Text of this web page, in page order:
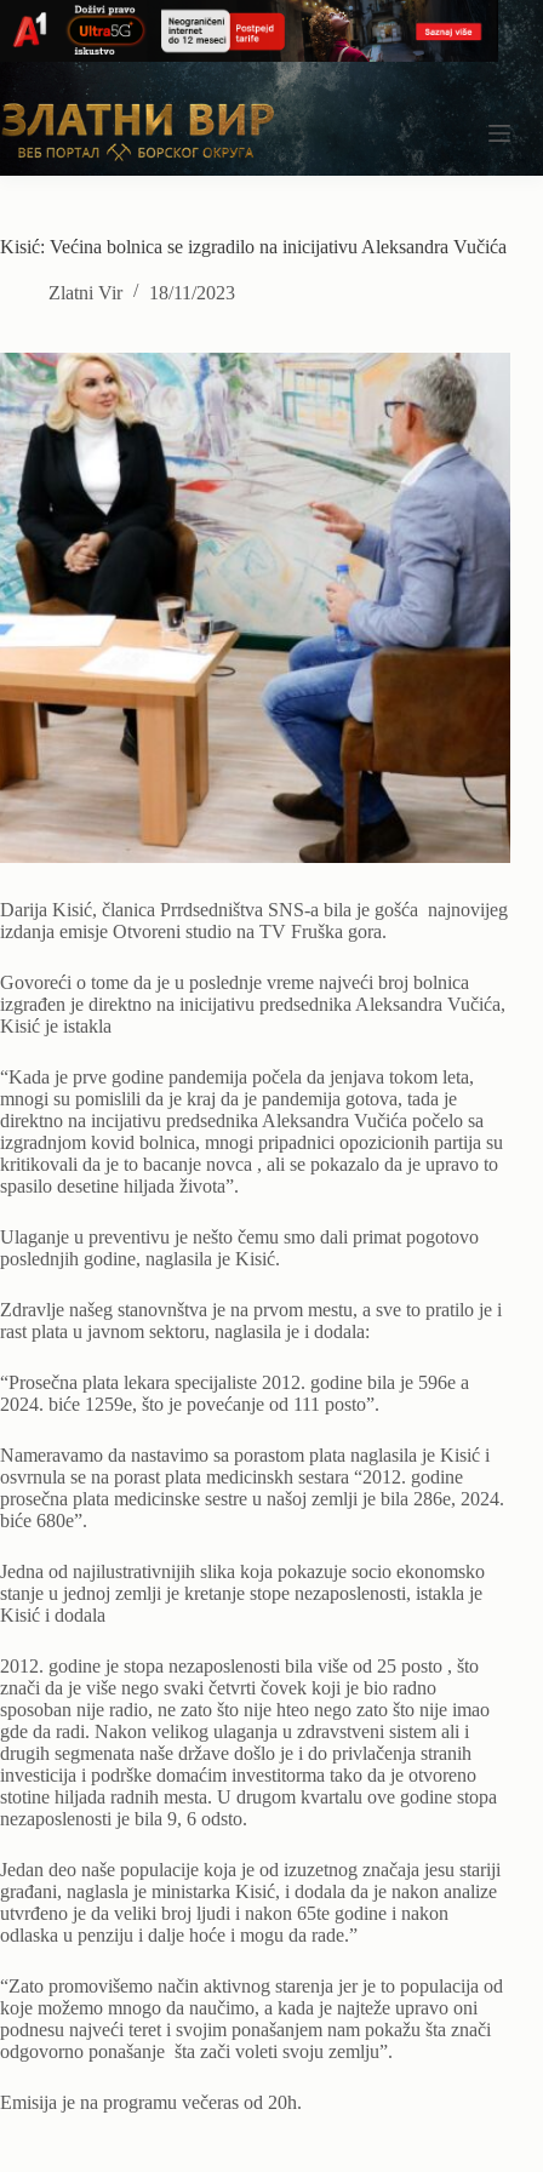
content
Kisić: Većina bolnica se izgradilo na inicijativu Aleksandra Vučića
Zlatni Vir 18/11/2023
Darija Kisić, članica Prrdsedništva SNS-a bila je gošća najnovijeg
izdanja emisje Otvoreni studio na TV Fruška gora.
Govoreći o tome da je u poslednje vreme najveći broj bolnica
izgrađen je direktno na inicijativu predsednika Aleksandra Vučića,
Kisić je istakla
“Kada je prve godine pandemija počela da jenjava tokom leta,
mnogi su pomislili da je kraj da je pandemija gotova, tada je
direktno na incijativu predsednika Aleksandra Vučića počelo sa
izgradnjom kovid bolnica, mnogi pripadnici opozicionih partija su
kritikovali da je to bacanje novca , ali se pokazalo da je upravo to
spasilo desetine hiljada života”.
Ulaganje u preventivu je nešto čemu smo dali primat pogotovo
poslednjih godine, naglasila je Kisić.
Zdravlje našeg stanovnštva je na prvom mestu, a sve to pratilo je i
rast plata u javnom sektoru, naglasila je i dodala:
“Prosečna plata lekara specijaliste 2012. godine bila je 596e a
2024. biće 1259e, što je povećanje od 111 posto”.
Nameravamo da nastavimo sa porastom plata naglasila je Kisić i
osvrnula se na porast plata medicinskh sestara “2012. godine
prosečna plata medicinske sestre u našoj zemlji je bila 286e, 2024.
biće 680e”.
Jedna od najilustrativnijih slika koja pokazuje socio ekonomsko
stanje u jednoj zemlji je kretanje stope nezaposlenosti, istakla je
Kisić i dodala
2012. godine je stopa nezaposlenosti bila više od 25 posto , što
znači da je više nego svaki četvrti čovek koji je bio radno
sposoban nije radio, ne zato što nije hteo nego zato što nije imao
gde da radi. Nakon velikog ulaganja u zdravstveni sistem ali i
drugih segmenata naše države došlo je i do privlačenja stranih
investicija i podrške domaćim investitorma tako da je otvoreno
stotine hiljada radnih mesta. U drugom kvartalu ove godine stopa
nezaposlenosti je bila 9, 6 odsto.
Jedan deo naše populacije koja je od izuzetnog značaja jesu stariji
građani, naglasla je ministarka Kisić, i dodala da je nakon analize
utvrđeno je da veliki broj ljudi i nakon 65te godine i nakon
odlaska u penziju i dalje hoće i mogu da rade.”
“Zato promovišemo način aktivnog starenja jer je to populacija od
koje možemo mnogo da naučimo, a kada je najteže upravo oni
podnesu najveći teret i svojim ponašanjem nam pokažu šta znači
odgovorno ponašanje šta zači voleti svoju zemlju”.
Emisija je na programu večeras od 20h.